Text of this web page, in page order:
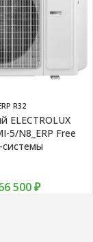
R32
ELECTROLUX
5/N8_ERP Free
500₽